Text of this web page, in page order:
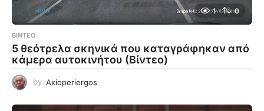
1 0
ΒΊΝΤΕΟ
5 θεότρελα σκηνικά που καταγράφηκαν από
κάμερα αυτοκινήτου (Βίντεο)
by Axioperiergos